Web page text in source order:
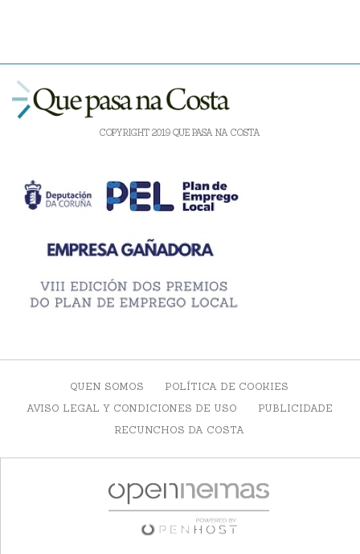
COPYRIGHT 2019 QUE PASA NA COSTA
QUEN SOMOS
POLÍTICA DE COOKIES
AVISO LEGAL Y CONDICIONES DE USO
PUBLICIDADE
RECUNCHOS DA COSTA